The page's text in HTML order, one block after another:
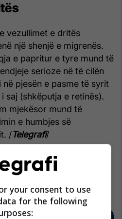
vezullimet e dritës
një shenjë e migrenës.
e papritur e tyre mund të
serioze në të cilën
në pjesën e pasme të syrit
saj (shkëputja e retinës).
mjekësor mund të
e humbjes së
/Telegrafi/
your consent to use
for the following